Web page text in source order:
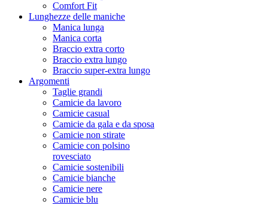
Comfort Fit
Lunghezze delle maniche
Manica lunga
Manica corta
Braccio extra corto
Braccio extra lungo
Braccio super-extra lungo
Argomenti
Taglie grandi
Camicie da lavoro
Camicie casual
Camicie da gala e da sposa
Camicie non stirate
Camicie con polsino
rovesciato
Camicie sostenibili
Camicie bianche
Camicie nere
Camicie blu